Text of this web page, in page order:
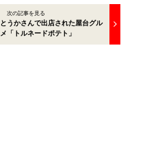
次の記事を見る
とうかさんで出店された屋台グル
メ「トルネードポテト」